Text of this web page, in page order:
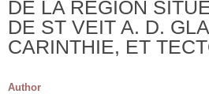
DE LA REGION
DE ST VEIT A. D.
CARINTHIE, ET
Author